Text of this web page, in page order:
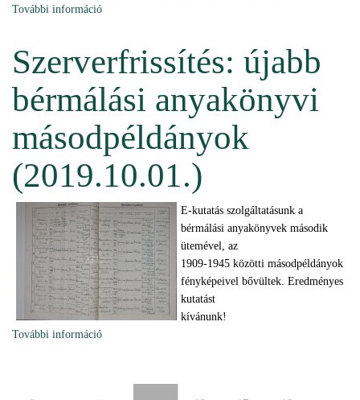
További információ
Szerverfrissítés: újabb
bérmálási anyakönyvi
másodpéldányok
(2019.10.01.)
E-kutatás szolgáltatásunk a
bérmálási anyakönyvek második
ütemével, az
1909-1945 közötti másodpéldányok
fényképeivel bővültek. Eredményes
kutatást
kívánunk!
További információ